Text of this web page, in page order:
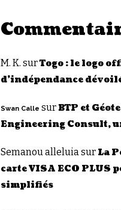
M. K. surTogo : le logo
d’indépendance
Swan Calle surBTP et
Engineering Consult,
Semanou alleluia sur La
carte VISA ECO PLUS
simplifiés